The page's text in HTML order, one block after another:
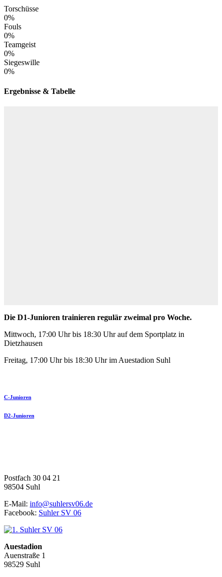
Torschüsse
0%
Fouls
0%
Teamgeist
0%
Siegeswille
0%
Ergebnisse & Tabelle
Die D1-Junioren trainieren regulär zweimal pro Woche.
Mittwoch, 17:00 Uhr bis 18:30 Uhr auf dem Sportplatz in
Dietzhausen
Freitag, 17:00 Uhr bis 18:30 Uhr im Auestadion Suhl
C-Junioren
D2-Junioren
Postfach 30 04 21
98504 Suhl
E-Mail: info@suhlersv06.de
Facebook: Suhler SV 06
Auestadion
Auenstraße 1
98529 Suhl